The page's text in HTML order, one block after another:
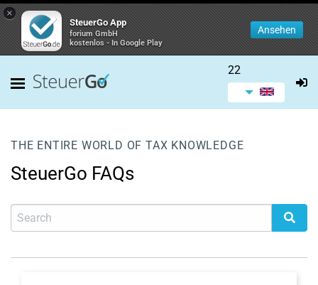
×
SteuerGo App
forium GmbH
kostenlos - In Google Play
Ansehen
22
THE ENTIRE WORLD OF TAX KNOWLEDGE
SteuerGo FAQs